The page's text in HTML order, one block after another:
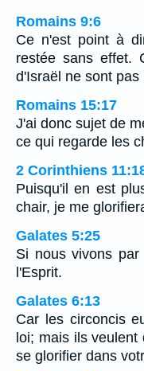
Romains 9:6
Ce n'est point à
restée sans effet.
d'Israël ne sont pas
Romains 15:17
J'ai donc sujet de
ce qui regarde les
2 Corinthiens
Puisqu'il en est
chair, je me
Galates 5:25
Si nous vivons
l'Esprit.
Galates 6:13
Car les circoncis
loi; mais ils
se glorifier dans